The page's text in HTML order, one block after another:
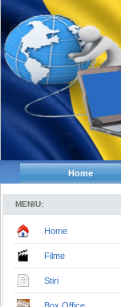
Home
MENIU:
Home
Filme
Stiri